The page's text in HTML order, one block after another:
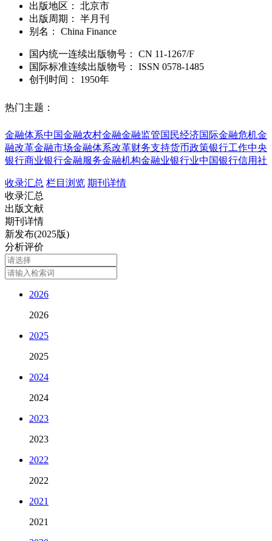
出版地区：
北京市
出版周期：
半月刊
别名：
China Finance
国内统一连续出版物号： CN 11-1267/F
国际标准连续出版物号 ： ISSN 0578-1485
创刊时间：
1950年
热门主题：
金融体系中国金融农村金融金融监管国民经济国际金融危机金
融改革金融市场金融体系改革财务支持货币政策银行工作中央
银行商业银行金融服务金融机构金融业银行业中国银行信用社
收录汇总 栏目浏览 期刊详情
收录汇总
出版文献
期刊详情
新发布(2025版)
分析评价
2026
2026
2025
2025
2024
2024
2023
2023
2022
2022
2021
2021